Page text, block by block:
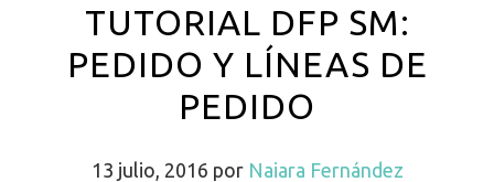
TUTORIAL DFP SM:
PEDIDO Y LÍNEAS DE
PEDIDO
13 julio, 2016 por Naiara Fernández